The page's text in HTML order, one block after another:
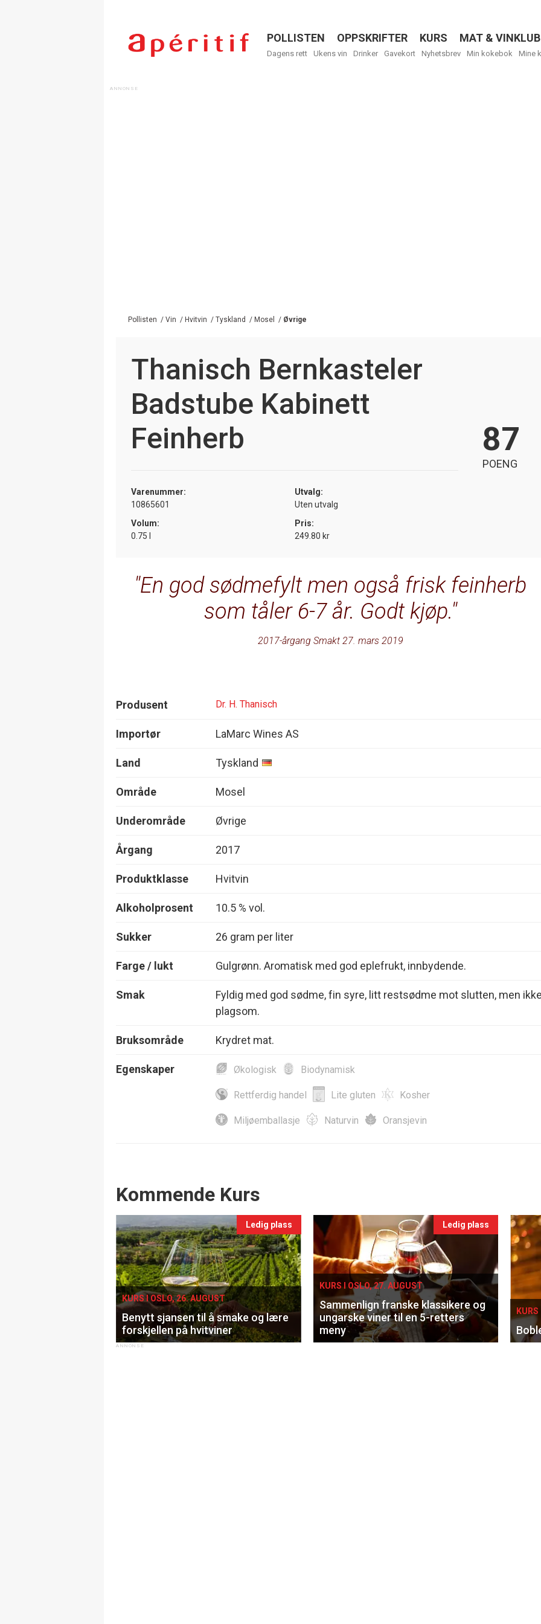
Menu
POLLISTEN OPPSKRIFTER KURS MAT &
Dagens rett Ukens vin Drinker Gavekort Nyhetsbrev Min kokebok Mine
Pollisten / Vin / Hvitvin / Tyskland / Mosel / Øvrige
Thanisch Bernkasteler
Badstube Kabinett
Feinherb
Varenummer:
10865601
Utvalg:
Uten utvalg
Volum:
0.75 l
Pris:
249.80 kr
87
POENG
En god sødmefylt men også frisk feinherb
som tåler 6-7 år. Godt kjøp.
2017-årgang Smakt 27. mars 2019
Produsent Dr. H. Thanisch
Importør LaMarc Wines AS
Land Tyskland
Område Mosel
Underområde Øvrige
Årgang 2017
Produktklasse Hvitvin
Alkoholprosent 10.5 % vol.
Sukker 26 gram per liter
Farge / lukt Gulgrønn. Aromatisk med god eplefrukt, innbydende.
Smak
Fyldig med god sødme, fin syre, litt restsødme mot slutten, men
plagsom.
Bruksområde Krydret mat.
Egenskaper Økologisk Biodynamisk
Rettferdig handel Lite gluten Kosher
Miljøemballasje Naturvin Oransjevin
Events
Kommende Kurs
Ledig plass
KURS I OSLO, 26. AUGUST
Benytt sjansen til å smake og lære
forskjellen på hvitviner
Ledig plass
KURS I OSLO, 27. AUGUST
Sammenlign franske klassikere og
ungarske viner til en 5-retters
meny